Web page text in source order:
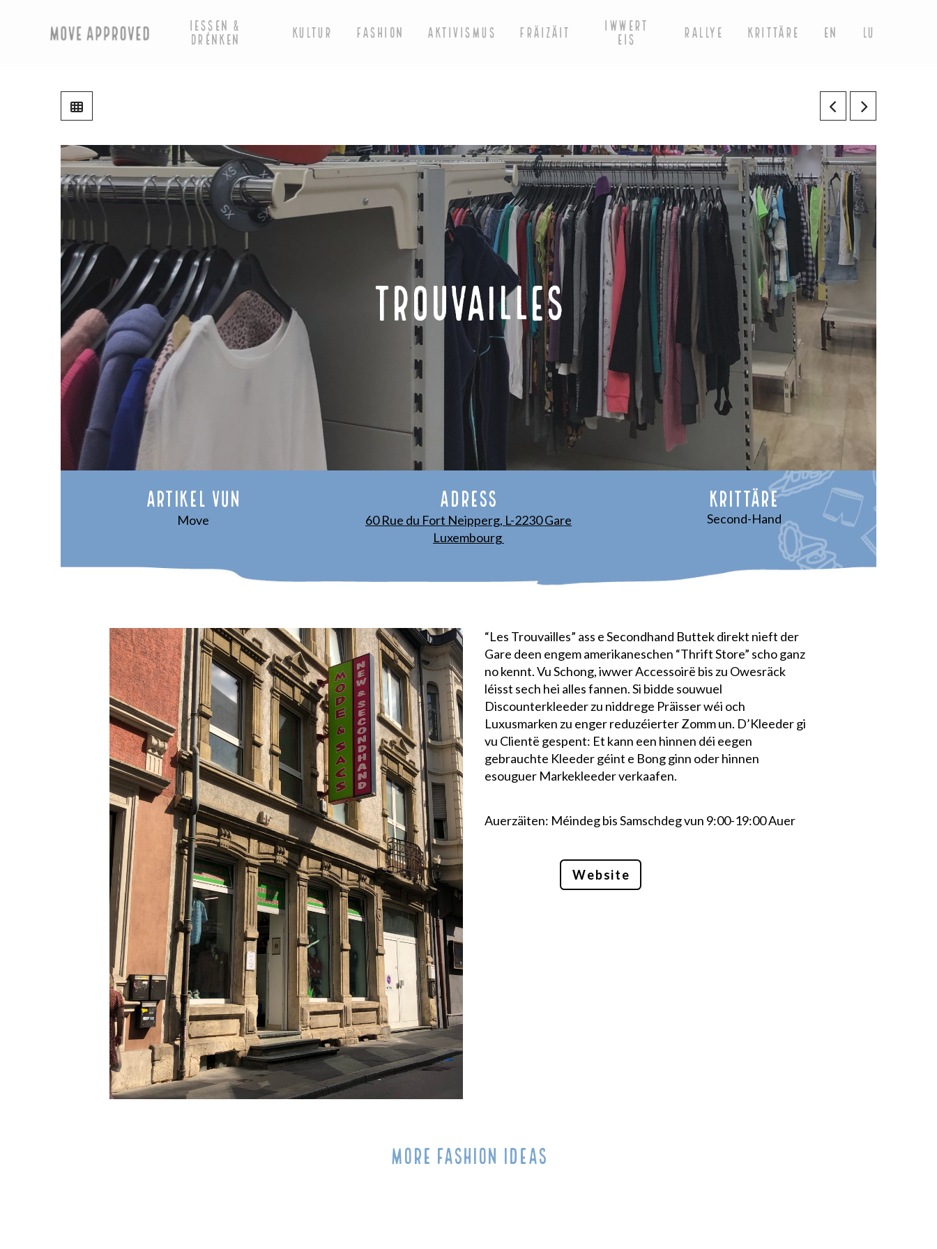
IESSEN &
DRÉNKEN KULTUR FASHION AKTIVISMUS FRÄIZÄIT IWWERT
EIS RALLYE KRITTÄRE EN LU
trouvailles
Artikel vun
Move
ADRESS
60 Rue du Fort Neipperg, L-2230 Gare
Luxembourg
krittäre
Second-Hand
“Les Trouvailles” ass e Secondhand Buttek direkt nieft der
Gare deen engem amerikaneschen “Thrift Store” scho ganz
no kennt. Vu Schong, iwwer Accessoirë bis zu Owesräck
léisst sech hei alles fannen. Si bidde souwuel
Discounterkleeder zu niddrege Präisser wéi och
Luxusmarken zu enger reduzéierter Zomm un. D’Kleeder gi
vu Clientë gespent: Et kann een hinnen déi eegen
gebrauchte Kleeder géint e Bong ginn oder hinnen
esouguer Markekleeder verkaafen.
Auerzäiten: Méindeg bis Samschdeg vun 9:00-19:00Auer
Website
MORE FASHION IDEAS